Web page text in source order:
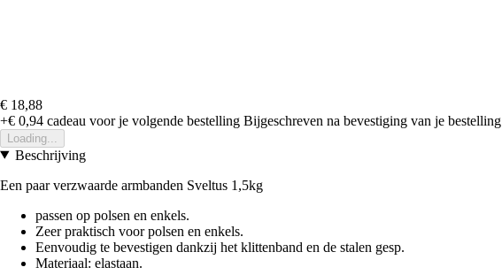
€ 18,88
+€ 0,94 cadeau voor je volgende bestelling Bijgeschreven na bevestiging van je bestelling
Loading...
Beschrijving
Een paar verzwaarde armbanden Sveltus 1,5kg
passen op polsen en enkels.
Zeer praktisch voor polsen en enkels.
Eenvoudig te bevestigen dankzij het klittenband en de stalen gesp.
Materiaal: elastaan.